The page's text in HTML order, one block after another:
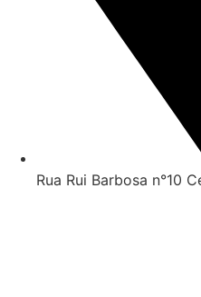
Rua Rui Barbosa n°10